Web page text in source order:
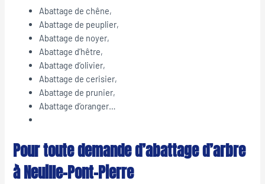
Abattage de chêne,
Abattage de peuplier,
Abattage de noyer,
Abattage d’hêtre,
Abattage d’olivier,
Abattage de cerisier,
Abattage de prunier,
Abattage d’oranger…
Pour toute demande d’abattage d’arbre
à Neuille-Pont-Pierre